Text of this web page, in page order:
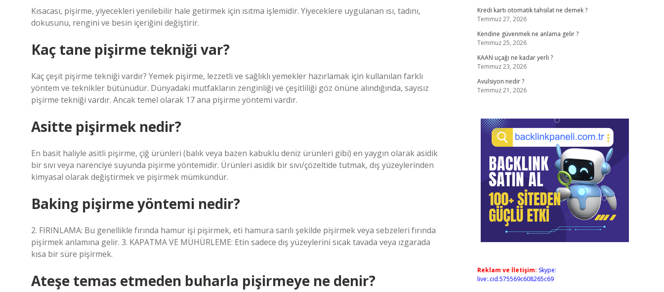
Kısacası, pişirme, yiyecekleri yenilebilir hale getirmek için ısıtma işlemidir. Yiyeceklere uygulanan ısı, tadını,
dokusunu, rengini ve besin içeriğini değiştirir.
Kaç tane pişirme tekniği var?
Kaç çeşit pişirme tekniği vardır? Yemek pişirme, lezzetli ve sağlıklı yemekler hazırlamak için kullanılan farklı
yöntem ve teknikler bütünüdür. Dünyadaki mutfakların zenginliği ve çeşitliliği göz önüne alındığında, sayısız
pişirme tekniği vardır. Ancak temel olarak 17 ana pişirme yöntemi vardır.
Asitte pişirmek nedir?
En basit haliyle asitli pişirme, çiğ ürünleri (balık veya bazen kabuklu deniz ürünleri gibi) en yaygın olarak asidik
bir sıvı veya narenciye suyunda pişirme yöntemidir. Ürünleri asidik bir sıvı/çözeltide tutmak, dış yüzeylerinden
kimyasal olarak değiştirmek ve pişirmek mümkündür.
Baking pişirme yöntemi nedir?
2. FIRINLAMA: Bu genellikle fırında hamur işi pişirmek, eti hamura sarılı şekilde pişirmek veya sebzeleri fırında
pişirmek anlamına gelir. 3. KAPATMA VE MÜHÜRLEME: Etin sadece dış yüzeylerini sıcak tavada veya ızgarada
kısa bir süre pişirmek.
Ateşe temas etmeden buharla pişirmeye ne denir?
Kredi kartı otomatik tahsilat ne demek ?
Temmuz 27, 2026
Kendine güvenmek ne anlama gelir ?
Temmuz 25, 2026
KAAN uçağı ne kadar yerli ?
Temmuz 23, 2026
Avulsiyon nedir ?
Temmuz 21, 2026
Reklam ve İletişim: Skype:
live:.cid.575569c608265c69